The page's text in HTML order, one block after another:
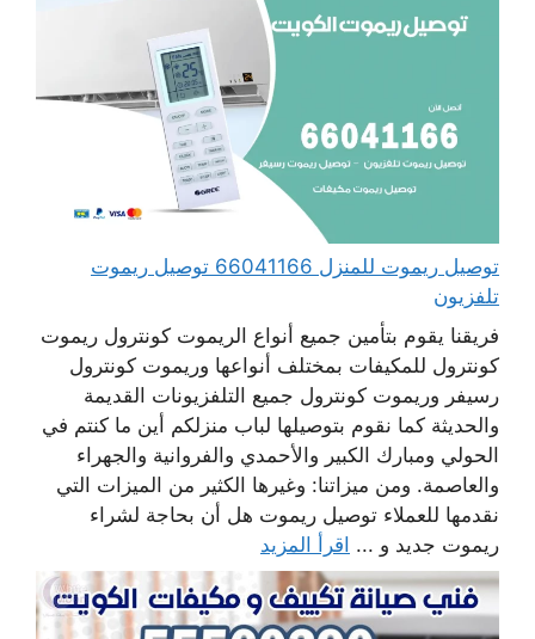
توصيل ريموت للمنزل 66041166 توصيل ريموت
تلفزيون
فريقنا يقوم بتأمين جميع أنواع الريموت كونترول ريموت
كونترول للمكيفات بمختلف أنواعها وريموت كونترول
رسيفر وريموت كونترول جميع التلفزيونات القديمة
والحديثة كما نقوم بتوصيلها لباب منزلكم أين ما كنتم في
الحولي ومبارك الكبير والأحمدي والفروانية والجهراء
والعاصمة. ومن ميزاتنا: وغيرها الكثير من الميزات التي
نقدمها للعملاء توصيل ريموت هل أن بحاجة لشراء
ريموت جديد و ... اقرأ المزيد